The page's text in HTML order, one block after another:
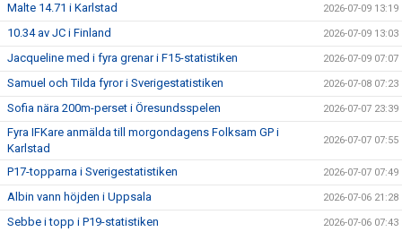
Malte 14.71 i Karlstad 2026-07-09 13:19
10.34 av JC i Finland 2026-07-09 13:03
Jacqueline med i fyra grenar i F15-statistiken 2026-07-09 07:07
Samuel och Tilda fyror i Sverigestatistiken 2026-07-08 07:23
Sofia nära 200m-perset i Öresundsspelen 2026-07-07 23:39
Fyra IFKare anmälda till morgondagens Folksam GP i
Karlstad
2026-07-07 07:55
P17-topparna i Sverigestatistiken 2026-07-07 07:49
Albin vann höjden i Uppsala 2026-07-06 21:28
Sebbe i topp i P19-statistiken 2026-07-06 07:43